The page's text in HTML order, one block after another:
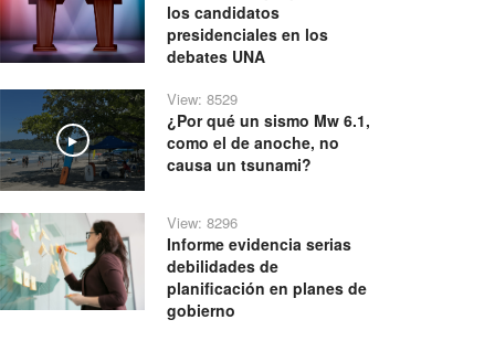
los candidatos
presidenciales en los
debates UNA
Play
View: 8529
¿Por qué un sismo Mw 6.1,
como el de anoche, no
causa un tsunami?
View: 8296
Informe evidencia serias
debilidades de
planificación en planes de
gobierno